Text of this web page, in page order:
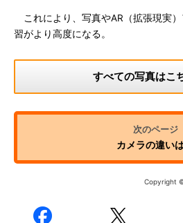
これにより、写真やAR（拡張現実
習がより高度になる。
すべての写真はこ
カメラの違い
Copyright